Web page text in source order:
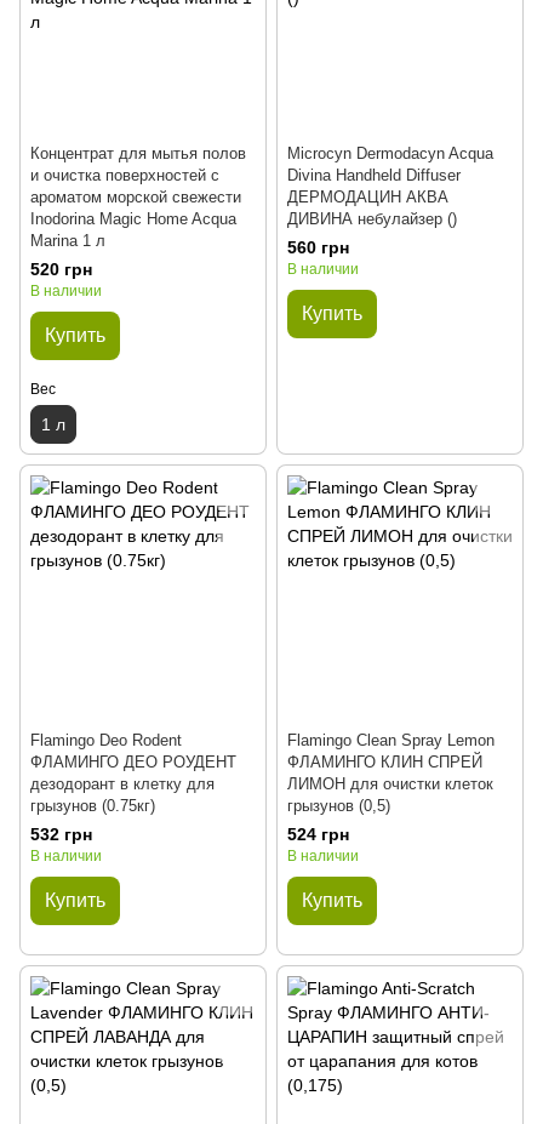
Концентрат для мытья полов
и очистка поверхностей с
ароматом морской свежести
Inodorina Magic Home Acqua
Marina 1 л
520 грн
В наличии
Купить
Вес
1 л
Microcyn Dermodacyn Acqua
Divina Handheld Diffuser
ДЕРМОДАЦИН АКВА
ДИВИНА небулайзер ()
560 грн
В наличии
Купить
Flamingo Deo Rodent
ФЛАМИНГО ДЕО РОУДЕНТ
дезодорант в клетку для
грызунов (0.75кг)
532 грн
В наличии
Купить
Flamingo Clean Spray Lemon
ФЛАМИНГО КЛИН СПРЕЙ
ЛИМОН для очистки клеток
грызунов (0,5)
524 грн
В наличии
Купить